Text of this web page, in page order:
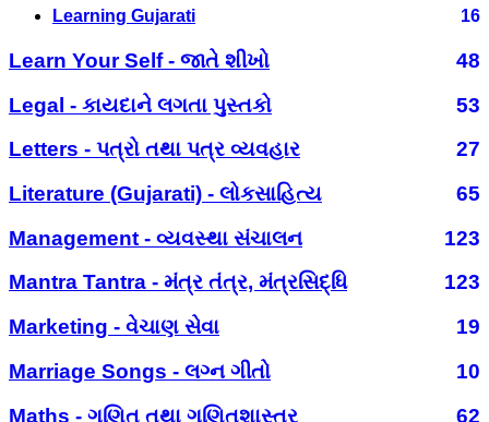
Learning Gujarati 16
Learn Your Self - જાતે શીખો
48
Legal - કાયદાને લગતા પુસ્તકો
53
Letters - પત્રો તથા પત્ર વ્યવહાર
27
Literature (Gujarati) - લોકસાહિત્ય
65
Management - વ્યવસ્થા સંચાલન
123
Mantra Tantra - મંત્ર તંત્ર, મંત્રસિદ્ધિ
123
Marketing - વેચાણ સેવા
19
Marriage Songs - લગ્ન ગીતો
10
Maths - ગણિત તથા ગણિતશાસ્ત્ર
62